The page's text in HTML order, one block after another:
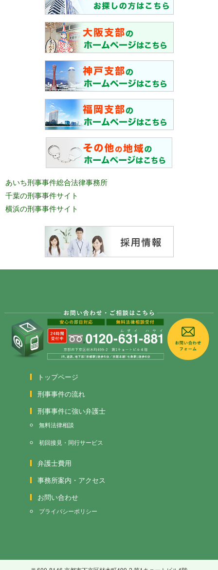
あいち刑事事件総合法律事務所
千葉の刑事事件サイト
横浜の刑事事件サイト
トップページ
刑事事件の流れ
刑事事件に強い弁護士
無料法律相談
初回接見・同行サービス
弁護士費用
事務所案内・アクセス
お問い合わせ
プライバシーポリシー